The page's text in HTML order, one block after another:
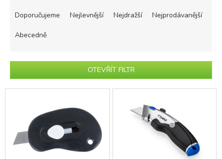
p
r
o
ů
Doporučujeme Nejlevnější Nejdražší Nejprodávanější
Abecedně
OTEVŘÍT FILTR
V
p